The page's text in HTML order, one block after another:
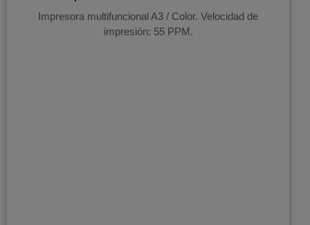
Impresora multifuncional A3 / Color. Velocidad de
impresión: 55 PPM.